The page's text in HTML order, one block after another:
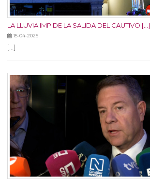
LA LLUVIA IMPIDE LA SALIDA DEL CAUTIVO [...]
15-04-2025
[...]